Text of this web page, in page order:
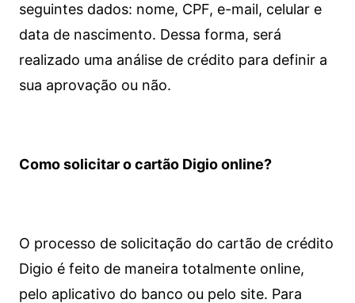
seguintes dados: nome, CPF, e-mail, celular e
data de nascimento. Dessa forma, será
realizado uma análise de crédito para definir a
sua aprovação ou não.
Como solicitar o cartão Digio online?
O processo de solicitação do cartão de crédito
Digio é feito de maneira totalmente online,
pelo aplicativo do banco ou pelo site. Para